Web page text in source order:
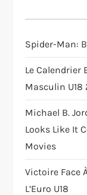
a
t
i
o
n
Spider-Man:
Le Calendrier
Masculin U18
Michael B.
Looks Like It
Movies
Victoire Face
L’Euro U18